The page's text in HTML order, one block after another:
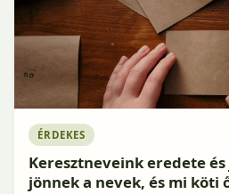
ÉRDEKES
Keresztneveink eredete
jönnek a nevek, és mi köti